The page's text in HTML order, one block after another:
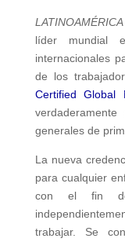
líder mundial
internacionales
de los
Certified Global
generales de
La nueva
para cualquier
con el fin de
trabajar. Se